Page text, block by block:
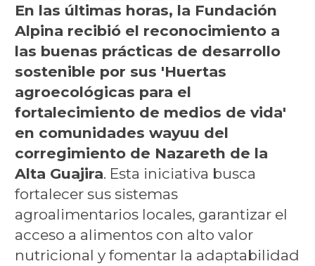
En las últimas horas, la Fundación
Alpina recibió el reconocimiento a
las buenas prácticas de desarrollo
sostenible por sus 'Huertas
agroecológicas para el
fortalecimiento de medios de vida'
en comunidades wayuu del
corregimiento de Nazareth de la
Alta Guajira. Esta iniciativa busca
fortalecer sus sistemas
agroalimentarios locales, garantizar el
acceso a alimentos con alto valor
nutricional y fomentar la adaptabilidad